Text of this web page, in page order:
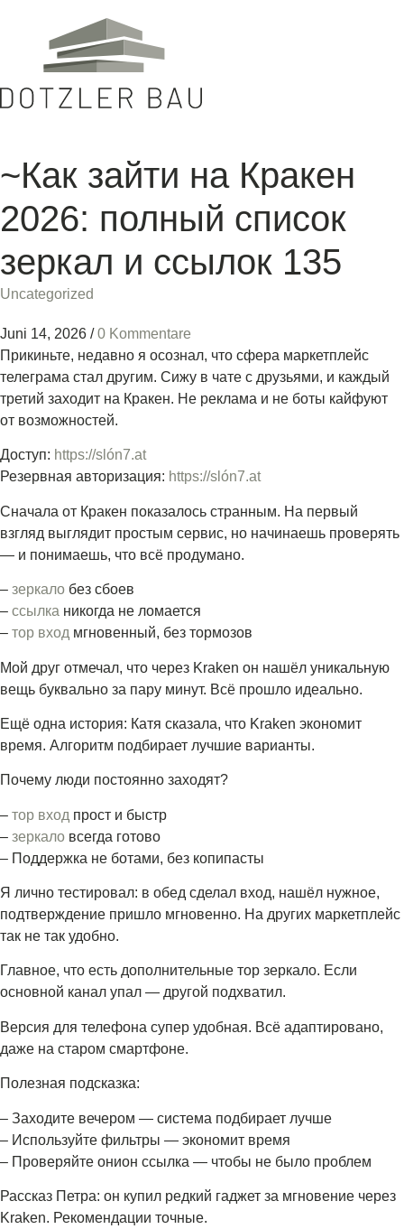
~Как зайти на Кракен
2026: полный список
зеркал и ссылок 135
Uncategorized
Juni 14, 2026 / 0 Kommentare
Прикиньте, недавно я осознал, что сфера маркетплейс
телеграма стал другим. Сижу в чате с друзьями, и каждый
третий заходит на Кракен. Не реклама и не боты кайфуют
от возможностей.
Доступ: https://slón7.at
Резервная авторизация: https://slón7.at
Сначала от Кракен показалось странным. На первый
взгляд выглядит простым сервис, но начинаешь проверять
— и понимаешь, что всё продумано.
– зеркало без сбоев
– ссылка никогда не ломается
– тор вход мгновенный, без тормозов
Мой друг отмечал, что через Kraken он нашёл уникальную
вещь буквально за пару минут. Всё прошло идеально.
Ещё одна история: Катя сказала, что Kraken экономит
время. Алгоритм подбирает лучшие варианты.
Почему люди постоянно заходят?
– тор вход прост и быстр
– зеркало всегда готово
– Поддержка не ботами, без копипасты
Я лично тестировал: в обед сделал вход, нашёл нужное,
подтверждение пришло мгновенно. На других маркетплейс
так не так удобно.
Главное, что есть дополнительные тор зеркало. Если
основной канал упал — другой подхватил.
Версия для телефона супер удобная. Всё адаптировано,
даже на старом смартфоне.
Полезная подсказка:
– Заходите вечером — система подбирает лучше
– Используйте фильтры — экономит время
– Проверяйте онион ссылка — чтобы не было проблем
Рассказ Петра: он купил редкий гаджет за мгновение через
Kraken. Рекомендации точные.